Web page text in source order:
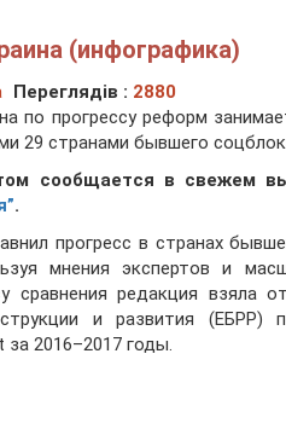
(инфографика)
Переглядів : 2880
по прогрессу реформ
29 странами бывшего
сообщается в свежем
.
прогресс в странах
мнения экспертов и
сравнения редакция взяла
и развития (ЕБРР)
за 2016–2017 годы.